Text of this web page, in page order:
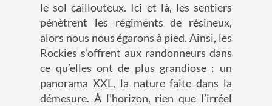
le sol caillouteux. Ici et là, les sentiers
pénètrent les régiments de résineux,
alors nous nous égarons à pied. Ainsi, les
Rockies s’offrent aux randonneurs dans
ce qu’elles ont de plus grandiose : un
panorama XXL, la nature faite dans la
démesure. À l’horizon, rien que l’irréel